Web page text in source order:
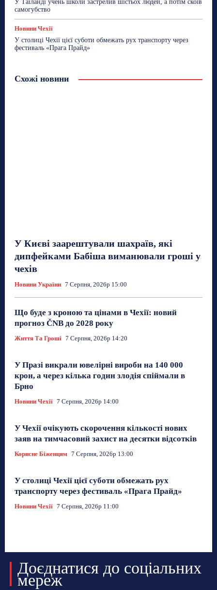
У Таїланді учень школи застрелив шістьох людей, а потім скоїв
самогубство
Новини Чехії
У столиці Чехії цієї суботи обмежать рух транспорту через
фестиваль «Прага Прайд»
Схожі новини
У Києві заарештували шахраїв, які
дипфейками Бабіша виманювали гроші у
чехів
Новини України 7 Серпня, 2026р 15:00
Що буде з кроною та цінами в Чехії: новий
прогноз ČNB до 2028 року
Життя Та Гроші 7 Серпня, 2026р 14:20
У Празі викрали ювелірні вироби на 140 000
крон, а через кілька годин злодія спіймали в
Брно
Новини Чехії 7 Серпня, 2026р 14:00
У Чехії очікують скорочення кількості нових
заяв на тимчасовий захист на десятки відсотків
Корисне Біженцям 7 Серпня, 2026р 13:00
У столиці Чехії цієї суботи обмежать рух
транспорту через фестиваль «Прага Прайд»
Новини Чехії 7 Серпня, 2026р 11:00
Доєднатися до соціальних
мереж